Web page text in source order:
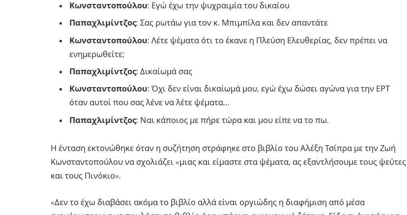
Κωνσταντοπούλου: Εγώ έχω την ψυχραιμία του δικαίου
Παπαχλιμίντζος: Σας ρωτάω για τον κ. Μπιμπίλα και δεν απαντάτε
Κωνσταντοπούλου: Λέτε ψέματα ότι το έκανε η Πλεύση Ελευθερίας, δεν πρέπει να
ενημερωθείτε;
Παπαχλιμίντζος: Δικαίωμά σας
Κωνσταντοπούλου: Όχι δεν είναι δικαίωμά μου, εγώ έχω δώσει αγώνα για την ΕΡΤ
όταν αυτοί που σας λένε να λέτε ψέματα…
Παπαχλιμίντζος: Ναι κάποιος με πήρε τώρα και μου είπε να το πω.
Η ένταση εκτονώθηκε όταν η συζήτηση στράφηκε στο βιβλίο του Αλέξη Τσίπρα με την Ζωή
Κωνσταντοπούλου να σχολιάζει «μιας και είμαστε στα ψέματα, ας εξαντλήσουμε τους ψεύτες
και τους Πινόκιο».
«Δεν το έχω διαβάσει ακόμα το βιβλίο αλλά είναι οργιώδης η διαφήμιση από μέσα